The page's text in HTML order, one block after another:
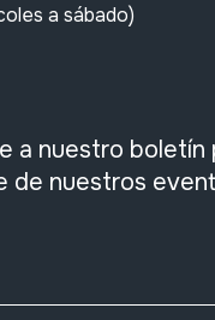
a sábado)
a nuestro boletín
de nuestros